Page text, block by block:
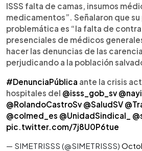
ISSS falta de camas, insumos
medicamentos”. Señalaron que
problemática es “la falta de
presenciales de médicos
hacer las denuncias de las
perjudicando a la población
#DenunciaPública ante la crisis
hospitales del @isss_gob_sv
@RolandoCastroSv @SaludSV
@colmed_es @UnidadSindical_
pic.twitter.com/7j8U0P6tue
— SIMETRISSS (@SIMETRISSS)